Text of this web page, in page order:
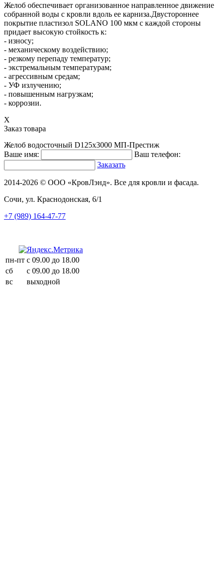
Желоб обеспечивает организованное направленное движение
собранной воды с кровли вдоль ее карниза.Двустороннее
покрытие пластизол SOLANO 100 мкм с каждой стороны
придает высокую стойкость к:
- износу;
- механическому воздействию;
- резкому перепаду температур;
- экстремальным температурам;
- агрессивным средам;
- УФ излучению;
- повышенным нагрузкам;
- коррозии.
X
Заказ товара
Желоб водосточный D125х3000 МП-Престиж
Ваше имя:
Ваш телефон:
Заказать
2014-2026 © ООО «КровЛэнд». Все для кровли и фасада.
Сочи, ул. Краснодонская, 6/1
+7 (989) 164-47-77
пн-пт с 09.00 до 18.00
сб
с 09.00 до 18.00
вс
выходной